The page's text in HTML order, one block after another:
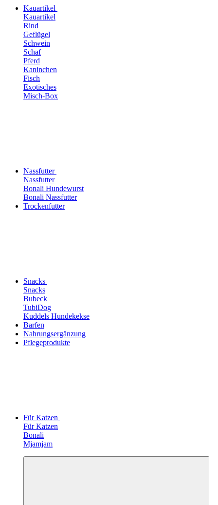
Kauartikel
Kauartikel
Rind
Geflügel
Schwein
Schaf
Pferd
Kaninchen
Fisch
Exotisches
Misch-Box
Nassfutter
Nassfutter
Bonali Hundewurst
Bonali Nassfutter
Trockenfutter
Snacks
Snacks
Bubeck
TubiDog
Kuddels Hundekekse
Barfen
Nahrungsergänzung
Pflegeprodukte
Für Katzen
Für Katzen
Bonali
Mjamjam